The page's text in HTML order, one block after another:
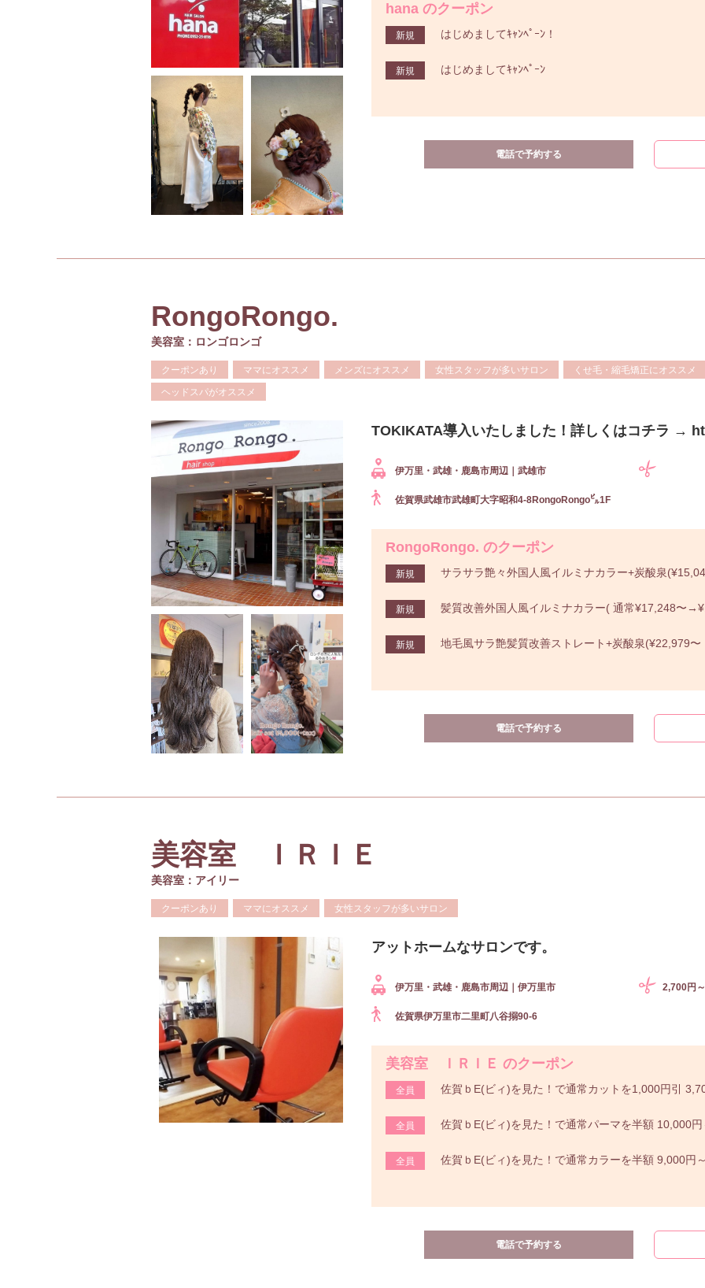
hana のクーポン
新規 はじめましてｷｬﾝﾍﾟｰﾝ！
新規 はじめましてｷｬﾝﾍﾟｰﾝ
電話で予約する
RongoRongo.
美容室：ロンゴロンゴ
クーポンあり ママにオススメ メンズにオススメ 女性スタッフが多いサロン くせ毛・縮毛矯正にオススメ
ヘッドスパがオススメ
TOKIKATA導入いたしました！詳しくはコチラ →
伊万里・武雄・鹿島市周辺｜武雄市
佐賀県武雄市武雄町大字昭和4-8RongoRongo㌱1F
RongoRongo. のクーポン
新規 サラサラ艶々外国人風イルミナカラー+炭酸泉
新規 髪質改善外国人風イルミナカラー( 通常¥17,248〜
新規 地毛風サラ艶髪質改善ストレート+炭酸泉(¥22,979
電話で予約する
美容室 ＩＲＩＥ
美容室：アイリー
クーポンあり ママにオススメ 女性スタッフが多いサロン
アットホームなサロンです。
伊万里・武雄・鹿島市周辺｜伊万里市 2,700円～
佐賀県伊万里市二里町八谷搦90-6
美容室 ＩＲＩＥ のクーポン
全員 佐賀ｂE(ビィ)を見た！で通常カットを1,000円引
全員 佐賀ｂE(ビィ)を見た！で通常パーマを半額 10,000
全員 佐賀ｂE(ビィ)を見た！で通常カラーを半額 9,000
電話で予約する